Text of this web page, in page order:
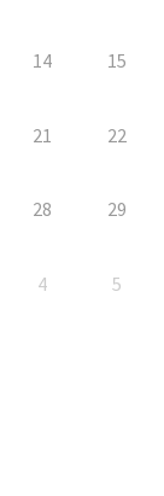
14 15
21 22
28 29
4 5